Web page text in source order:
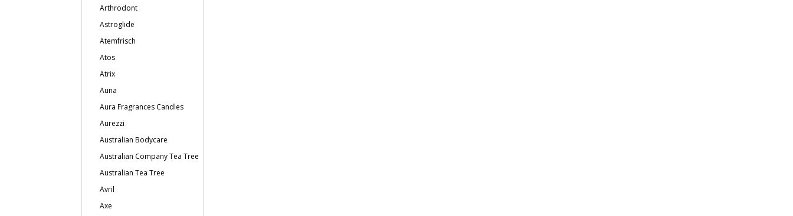
Arthrodont
Astroglide
Atemfrisch
Atos
Atrix
Auna
Aura Fragrances Candles
Aurezzi
Australian Bodycare
Australian Company Tea Tree
Australian Tea Tree
Avril
Axe